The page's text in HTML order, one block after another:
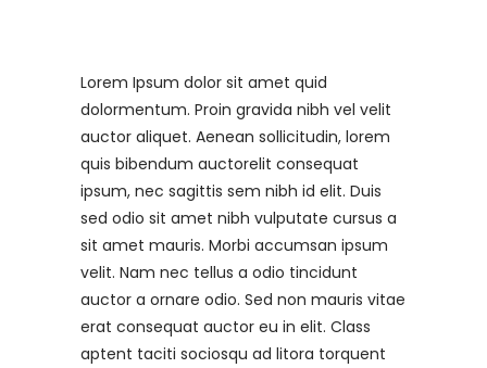
Lorem Ipsum dolor sit amet quid
dolormentum. Proin gravida nibh vel velit
auctor aliquet. Aenean sollicitudin, lorem
quis bibendum auctorelit consequat
ipsum, nec sagittis sem nibh id elit. Duis
sed odio sit amet nibh vulputate cursus a
sit amet mauris. Morbi accumsan ipsum
velit. Nam nec tellus a odio tincidunt
auctor a ornare odio. Sed non mauris vitae
erat consequat auctor eu in elit. Class
aptent taciti sociosqu ad litora torquent